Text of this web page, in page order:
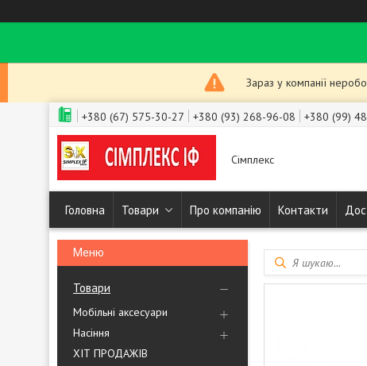
Зараз у компанії
+380 (67) 575-30-27 +380 (93) 268-96-08 +380 (99)
Сімплекс
Головна Товари Про компанію Контакти
Товари
Мобільні аксесуари
Насіння
ХІТ ПРОДАЖІВ